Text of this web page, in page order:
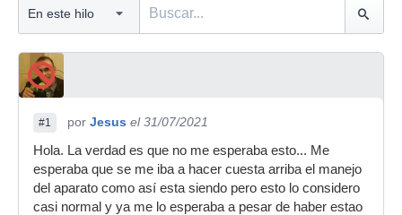
#1 por Jesus el 31/07/2021
Hola. La verdad es que no me esperaba esto... Me
esperaba que se me iba a hacer cuesta arriba el manejo
del aparato como así esta siendo pero esto lo considero
casi normal y ya me lo esperaba a pesar de haber estao